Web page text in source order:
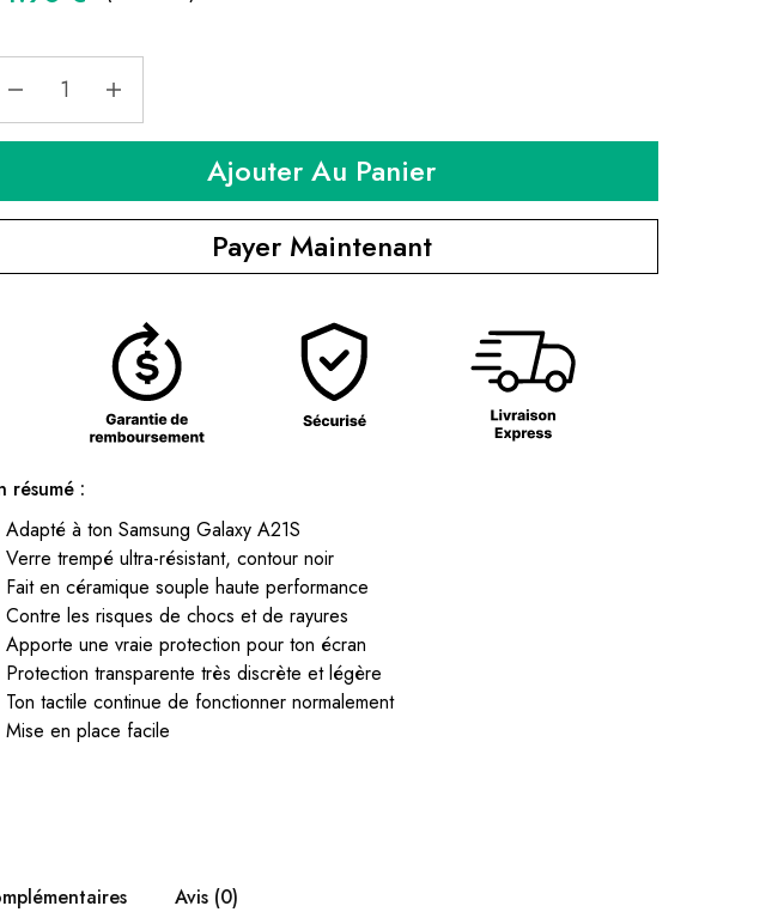
résumé :
à ton Samsung Galaxy A21S
trempé ultra-résistant, contour noir
en céramique souple haute performance
les risques de chocs et de rayures
une vraie protection pour ton écran
transparente très discrète et légère
tactile continue de fonctionner normalement
en place facile
Ajouter Au Panier
Payer Maintenant
Avis (0)